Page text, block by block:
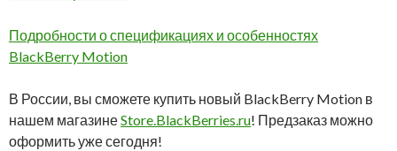
Подробности о спецификациях и особенностях
BlackBerry Motion
В России, вы сможете купить новый BlackBerry Motion в
нашем магазинеStore.BlackBerries.ru! Предзаказ можно
оформить уже сегодня!